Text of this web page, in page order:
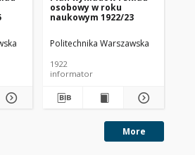
osobowy w roku
naukowym 1922/23
Politechnika Warszawska
1922
informator
More